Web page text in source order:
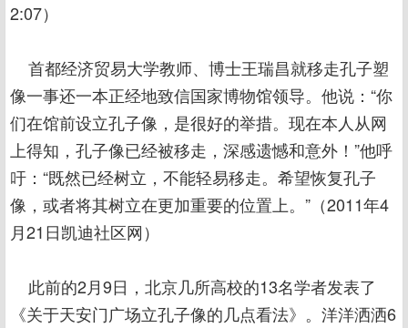
2:07）
首都经济贸易大学教师、博士王瑞昌就移走孔子塑
像一事还一本正经地致信国家博物馆领导。他说：“你
们在馆前设立孔子像，是很好的举措。现在本人从网
上得知，孔子像已经被移走，深感遗憾和意外！”他呼
吁：“既然已经树立，不能轻易移走。希望恢复孔子
像，或者将其树立在更加重要的位置上。”（2011年4
月21日凯迪社区网）
此前的2月9日，北京几所高校的13名学者发表了
《关于天安门广场立孔子像的几点看法》。洋洋洒洒6